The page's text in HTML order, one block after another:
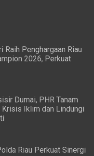
Raih Penghargaan Riau
2026, Perkuat
Dumai, PHR Tanam
Iklim dan Lindungi
Riau Perkuat Sinergi